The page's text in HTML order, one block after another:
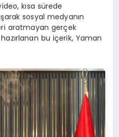
kısa sürede
sosyal medyanın
aratmayan gerçek
bu içerik, Yaman